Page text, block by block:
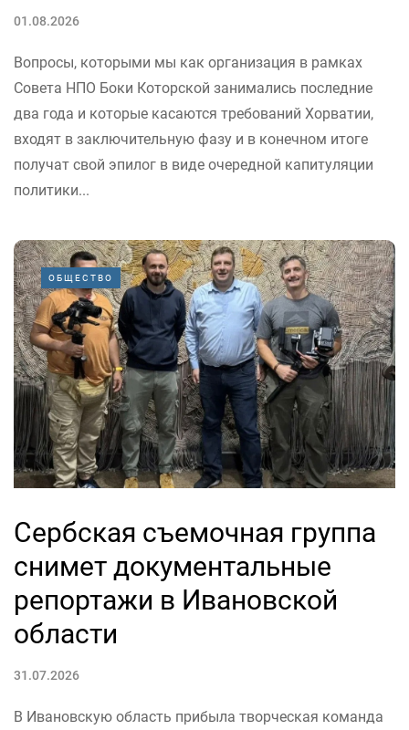
01.08.2026
Вопросы, которыми мы как организация в рамках
Совета НПО Боки Которской занимались последние
два года и которые касаются требований Хорватии,
входят в заключительную фазу и в конечном итоге
получат свой эпилог в виде очередной капитуляции
политики...
ОБЩЕСТВО
Сербская съемочная группа
снимет документальные
репортажи в Ивановской
области
31.07.2026
В Ивановскую область прибыла творческая команда